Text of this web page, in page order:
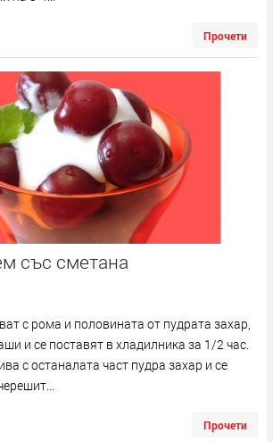
Прочети
със сметана
с рома и половината от пудрата захар,
и се поставят в хладилника за 1/2 час.
с останалата част пудра захар и се
Прочети